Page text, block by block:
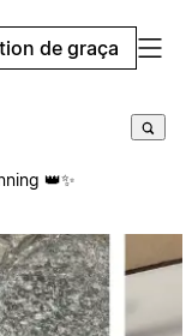
de graça
👑✨